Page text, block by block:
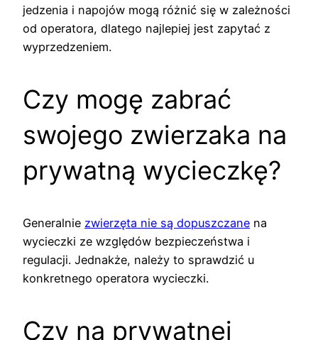
jedzenia i napojów mogą różnić się w zależności
od operatora, dlatego najlepiej jest zapytać z
wyprzedzeniem.
Czy mogę zabrać
swojego zwierzaka na
prywatną wycieczkę?
Generalnie zwierzęta nie są dopuszczane na
wycieczki ze względów bezpieczeństwa i
regulacji. Jednakże, należy to sprawdzić u
konkretnego operatora wycieczki.
Czy na prywatnej